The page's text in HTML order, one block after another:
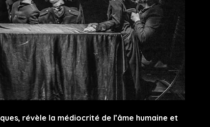
révèle la médiocrité de l’âme humaine et